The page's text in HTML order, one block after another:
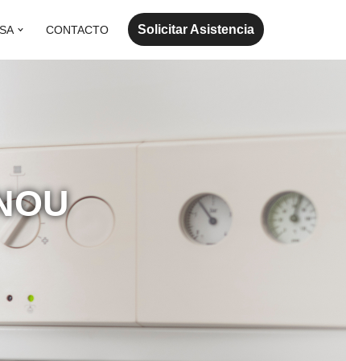
CONTACTO Solicitar Asistencia